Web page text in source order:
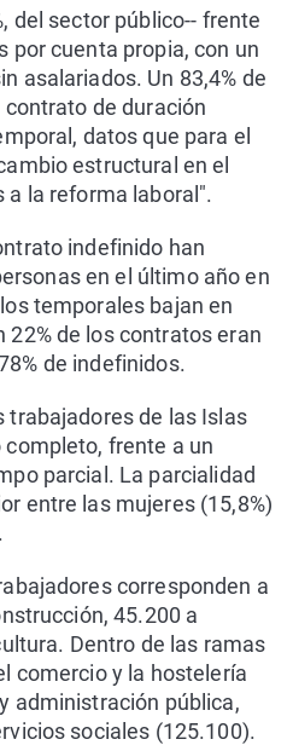
del sector público-- frente
por cuenta propia, con un
asalariados. Un 83,4% de
de duración
datos que para el
estructural en el
a la reforma laboral".
indefinido han
en el último año en
temporales bajan en
22% de los contratos eran
de indefinidos.
trabajadores de las Islas
frente a un
parcial. La parcialidad
entre las mujeres (15,8%)
corresponden a
45.200 a
Dentro de las ramas
comercio y la hostelería
administración pública,
sociales (125.100).